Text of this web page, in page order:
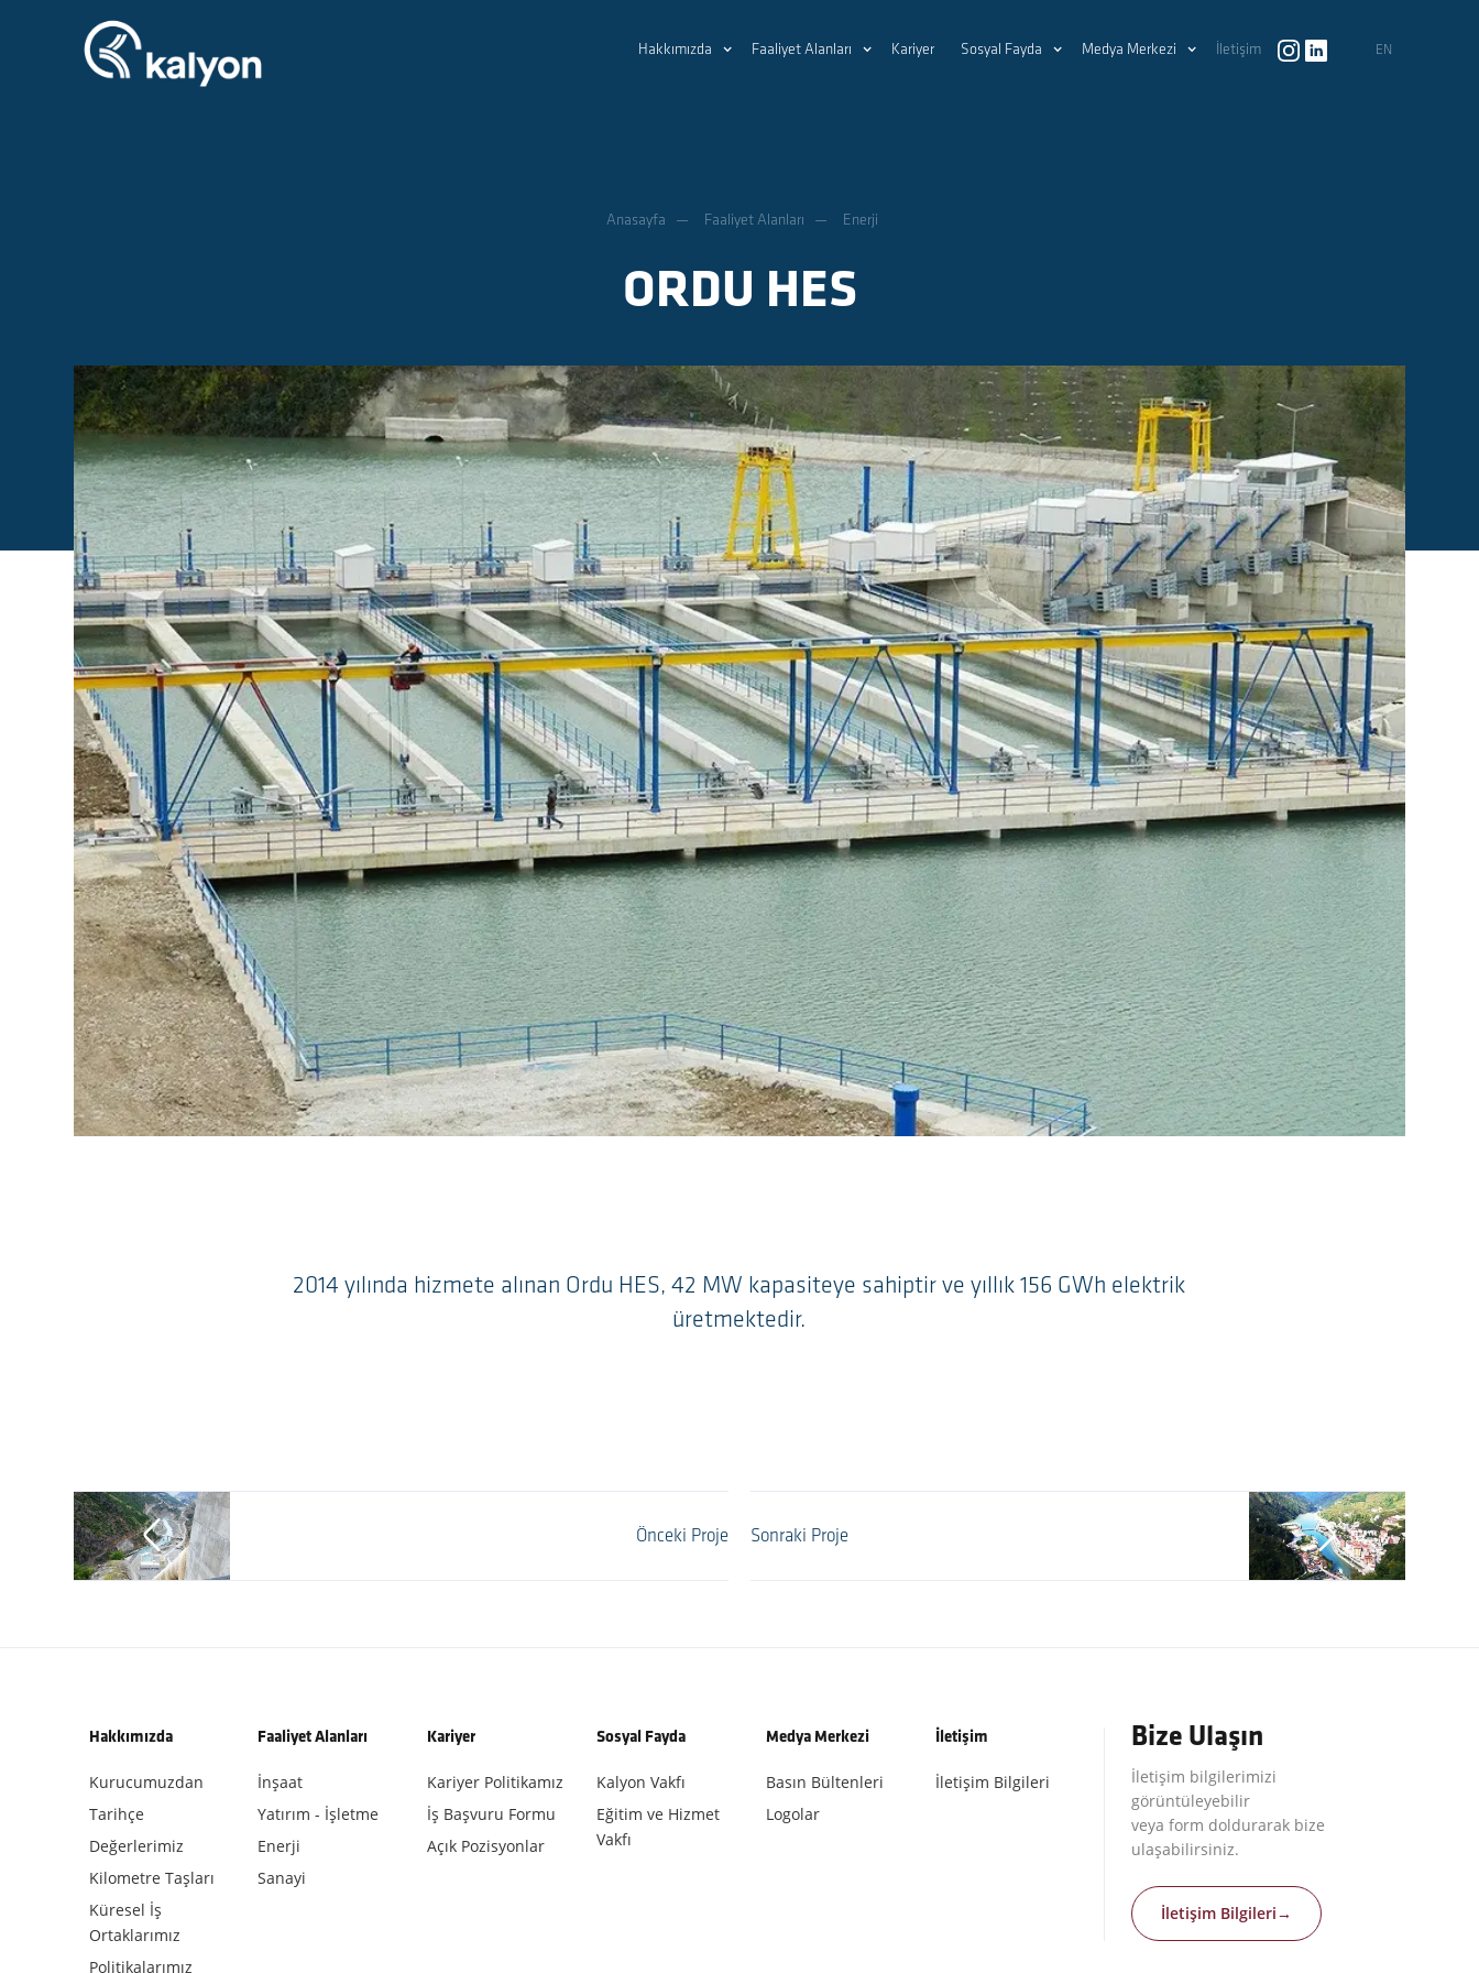
Hakkımızda Faaliyet Alanları Kariyer Sosyal Fayda Medya Merkezi İletişim EN
Anasayfa Faaliyet Alanları Enerji
ORDU HES
2014 yılında hizmete alınan Ordu HES, 42 MW kapasiteye sahiptir ve yıllık 156 GWh elektrik
üretmektedir.
Önceki Proje Sonraki Proje
Hakkımızda
Kurucumuzdan
Tarihçe
Değerlerimiz
Kilometre Taşları
Küresel İş
Ortaklarımız
Politikalarımız
Faaliyet Alanları
İnşaat
Yatırım - İşletme
Enerji
Sanayi
Kariyer
Kariyer Politikamız
İş Başvuru Formu
Açık Pozisyonlar
Sosyal Fayda
Kalyon Vakfı
Eğitim ve Hizmet
Vakfı
Medya Merkezi
Basın Bültenleri
Logolar
İletişim
İletişim Bilgileri
Bize Ulaşın
İletişim bilgilerimizi
görüntüleyebilir
veya form doldurarak bize
ulaşabilirsiniz.
İletişim Bilgileri→